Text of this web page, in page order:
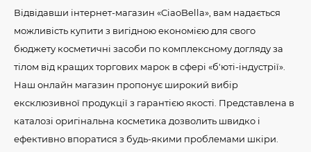
Відвідавши інтернет-магазин «CiaoBella», вам надається
можливість купити з вигідною економією для свого
бюджету косметичні засоби по комплексному догляду за
тілом від кращих торгових марок в сфері «б'юті-індустрії».
Наш онлайн магазин пропонує широкий вибір
ексклюзивної продукції з гарантією якості. Представлена ​​в
каталозі оригінальна косметика дозволить швидко і
ефективно впоратися з будь-якими проблемами шкіри.